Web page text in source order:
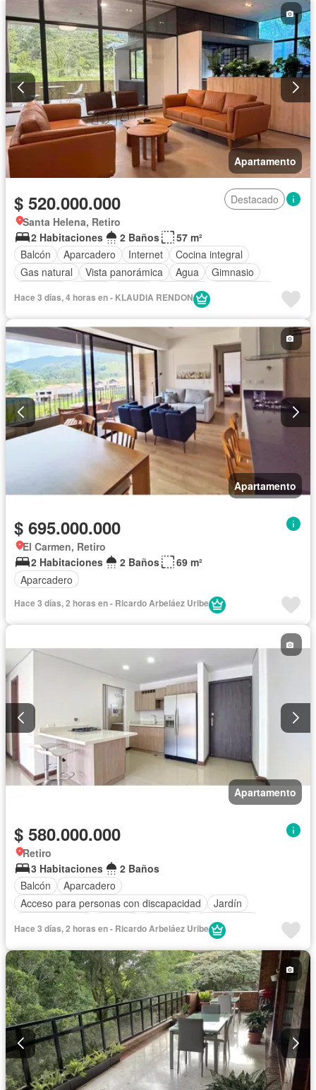
Apartamento
$ 520.000.000
Destacado
Santa Helena, Retiro
2 Habitaciones
2 Baños
57 m²
Balcón
Aparcadero Internet
Cocina integral
Gas natural
Vista panorámica Agua
Gimnasio
Barbecue
Hace 3 días, 4 horas en - KLAUDIA RENDON
Apartamento
$ 695.000.000
El Carmen, Retiro
2 Habitaciones
2 Baños
69 m²
Aparcadero
Hace 3 días, 2 horas en - Ricardo Arbeláez Uribe
Apartamento
$ 580.000.000
Retiro
3 Habitaciones
2 Baños
Balcón
Aparcadero
Acceso para personas con discapacidad
Jardín
Gas natural
Hace 3 días, 2 horas en - Ricardo Arbeláez Uribe